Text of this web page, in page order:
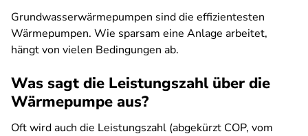
Grundwasserwärmepumpen sind die effizientesten
Wärmepumpen. Wie sparsam eine Anlage arbeitet,
hängt von vielen Bedingungen ab.
Was sagt die Leistungszahl über die
Wärmepumpe aus?
Oft wird auch die Leistungszahl (abgekürzt COP, vom